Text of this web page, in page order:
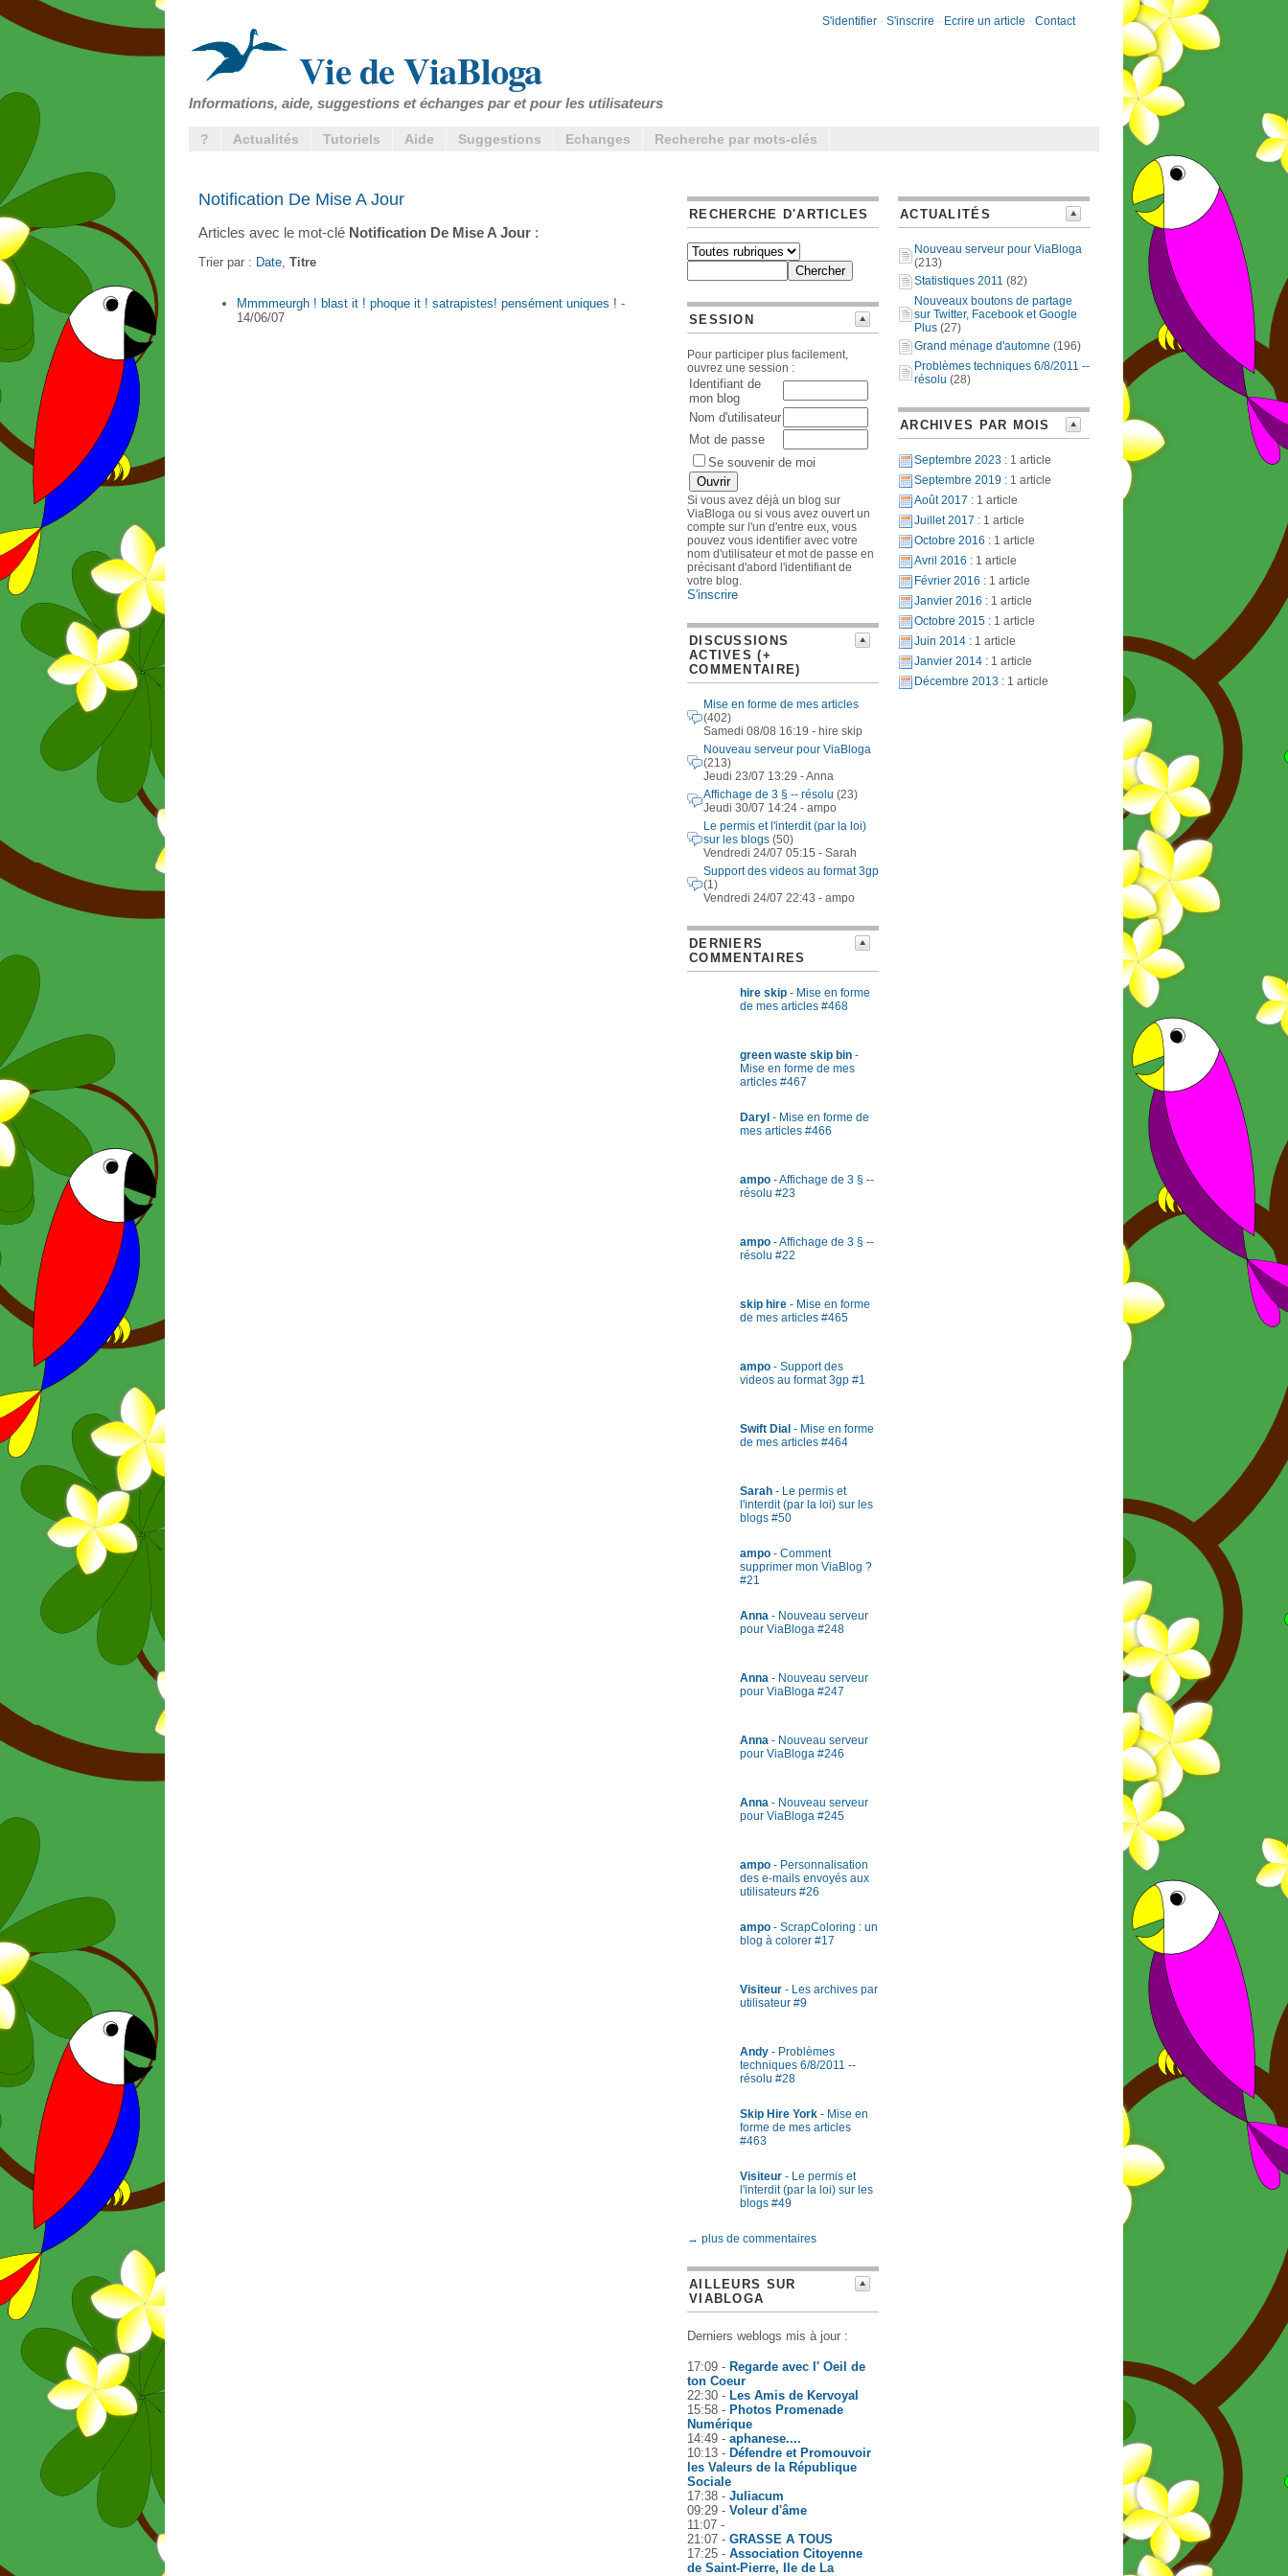
S'identifier - S'inscrire - Ecrire un article - Contact
Vie de ViaBloga
Informations, aide, suggestions et échanges par et pour les utilisateurs
? Actualités Tutoriels Aide Suggestions Echanges Recherche par mots-clés
Notification De Mise A Jour
Articles avec le mot-clé Notification De Mise A Jour :
Trier par : Date Titre
Mmmmeurgh ! blast it ! phoque it ! satrapistes! pensément uniques ! -
14/06/07
RECHERCHE D'ARTICLES
SESSION
Pour participer plus facilement,
ouvrez une session :
Identifiant de
mon blog
Nom d'utilisateur
Mot de passe
Se souvenir de moi
Si vous avez déjà un blog sur
ViaBloga ou si vous avez ouvert un
compte sur l'un d'entre eux, vous
pouvez vous identifier avec votre
nom d'utilisateur et mot de passe en
précisant d'abord l'identifiant de
votre blog.
S'inscrire
DISCUSSIONS
ACTIVES (+
COMMENTAIRE)
Mise en forme de mes articles
(402)
Samedi 08/08 16:19 - hire skip
Nouveau serveur pour ViaBloga
(213)
Jeudi 23/07 13:29 - Anna
Affichage de 3 § -- résolu (23)
Jeudi 30/07 14:24 - ampo
Le permis et l'interdit (par la loi)
sur les blogs (50)
Vendredi 24/07 05:15 - Sarah
Support des videos au format 3gp
(1)
Vendredi 24/07 22:43 - ampo
DERNIERS
COMMENTAIRES
hire skip - Mise en forme
de mes articles #468
green waste skip bin -
Mise en forme de mes
articles #467
Daryl - Mise en forme de
mes articles #466
ampo - Affichage de 3 § --
résolu #23
ampo - Affichage de 3 § --
résolu #22
skip hire - Mise en forme
de mes articles #465
ampo - Support des
videos au format 3gp #1
Swift Dial - Mise en forme
de mes articles #464
Sarah - Le permis et
l'interdit (par la loi) sur les
blogs #50
ampo - Comment
supprimer mon ViaBlog ?
#21
Anna - Nouveau serveur
pour ViaBloga #248
Anna - Nouveau serveur
pour ViaBloga #247
Anna - Nouveau serveur
pour ViaBloga #246
Anna - Nouveau serveur
pour ViaBloga #245
ampo - Personnalisation
des e-mails envoyés aux
utilisateurs #26
ampo - ScrapColoring : un
blog à colorer #17
Visiteur - Les archives par
utilisateur #9
Andy - Problèmes
techniques 6/8/2011 --
résolu #28
Skip Hire York - Mise en
forme de mes articles
#463
Visiteur - Le permis et
l'interdit (par la loi) sur les
blogs #49
→ plus de commentaires
AILLEURS SUR
VIABLOGA
Derniers weblogs mis à jour :
17:09 - Regarde avec l' Oeil de
ton Coeur
22:30 - Les Amis de Kervoyal
15:58 - Photos Promenade
Numérique
14:49 - aphanese....
10:13 - Défendre et Promouvoir
les Valeurs de la République
Sociale
17:38 - Juliacum
09:29 - Voleur d'âme
11:07 -
21:07 - GRASSE A TOUS
17:25 - Association Citoyenne
de Saint-Pierre, Ile de La
ACTUALITÉS
Nouveau serveur pour ViaBloga
(213)
Statistiques 2011 (82)
Nouveaux boutons de partage
sur Twitter, Facebook et Google
Plus (27)
Grand ménage d'automne (196)
Problèmes techniques 6/8/2011 --
résolu (28)
ARCHIVES PAR MOIS
Septembre 2023 : 1 article
Septembre 2019 : 1 article
Août 2017 : 1 article
Juillet 2017 : 1 article
Octobre 2016 : 1 article
Avril 2016 : 1 article
Février 2016 : 1 article
Janvier 2016 : 1 article
Octobre 2015 : 1 article
Juin 2014 : 1 article
Janvier 2014 : 1 article
Décembre 2013 : 1 article